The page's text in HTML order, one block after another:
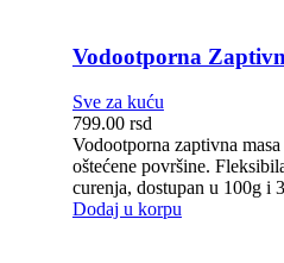
Vodootporna
Sve za kuću
799.00 rsd
Vodootporna zaptivna
oštećene površine.
curenja, dostupan u 100g i
Dodaj u korpu